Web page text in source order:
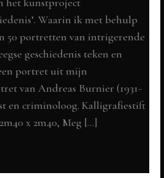
Waarin ik met behulp
50 portretten van intrigerende
geschiedenis teken en
portret uit mijn
van Andreas Burnier (1931-
en criminoloog. Kalligrafiestift
x 2m40, Meg […]